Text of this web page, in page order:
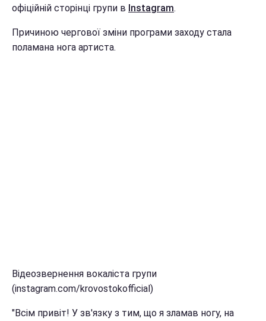
офіційній сторінці групи в Instagram.
Причиною чергової зміни програми заходу стала
поламана нога артиста.
Відеозвернення вокаліста групи
(instagram.com/krovostokofficial)
"Всім привіт! У зв'язку з тим, що я зламав ногу, на